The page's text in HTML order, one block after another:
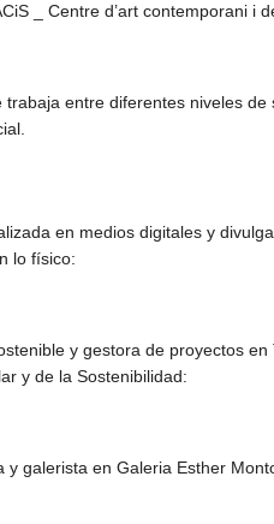
_ Centre d’art contemporani i
entre diferentes niveles
en medios digitales y
lo físico:
y gestora de proyectos en
y de la Sostenibilidad:
galerista en Galeria Esther